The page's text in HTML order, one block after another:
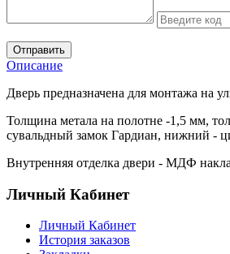
Отправить
Описание
Дверь предназначена для монтажа на
Толщина метала на полотне -1,5 мм,
сувальдный замок Гардиан, нижний -
Внутренняя отделка двери - МДФ
Личный Кабинет
Личный Кабинет
История заказов